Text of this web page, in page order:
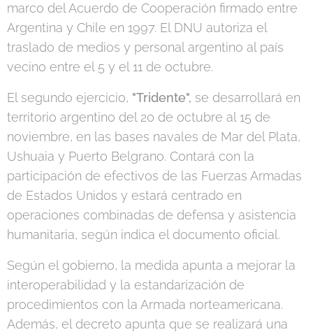
marco del Acuerdo de Cooperación firmado entre
Argentina y Chile en 1997. El DNU autoriza el
traslado de medios y personal argentino al país
vecino entre el 5 y el 11 de octubre.
El segundo ejercicio, "Tridente", se desarrollará en
territorio argentino del 20 de octubre al 15 de
noviembre, en las bases navales de Mar del Plata,
Ushuaia y Puerto Belgrano. Contará con la
participación de efectivos de las Fuerzas Armadas
de Estados Unidos y estará centrado en
operaciones combinadas de defensa y asistencia
humanitaria, según indica el documento oficial.
Según el gobierno, la medida apunta a mejorar la
interoperabilidad y la estandarización de
procedimientos con la Armada norteamericana.
Además, el decreto apunta que se realizará una